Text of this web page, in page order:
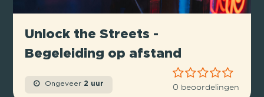
Unlock the Streets -
Begeleiding op afstand
Ongeveer 2 uur 0 beoordelingen